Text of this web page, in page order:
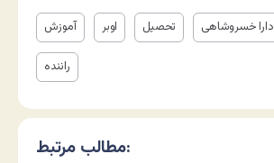
آموزش اوبر تحصیل دارا خسروشاهی
راننده
مطالب مرتبط: